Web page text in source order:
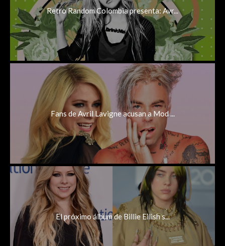
Retro Random Colombia presenta: Avr...
Fans de Avril Lavigne acusan a Mod ...
El próximo álbum de Billie Eilish s...